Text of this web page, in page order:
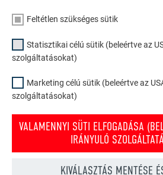
VISSZA
Feltétlen szükséges sütik
Statisztikai célú sütik (beleértve az
szolgáltatásokat)
Marketing célú sütik (beleértve az
szolgáltatásokat)
VALAMENNYI SÜTI ELFOGADÁSA
IRÁNYULÓ
KIVÁLASZTÁS MENTÉSE